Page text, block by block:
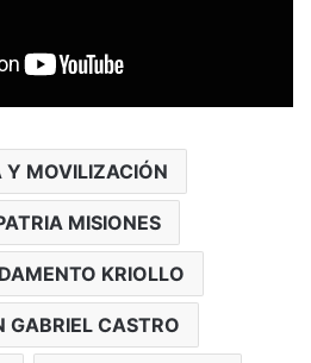
Y MOVILIZACIÓN
MISIONES
KRIOLLO
GABRIEL CASTRO